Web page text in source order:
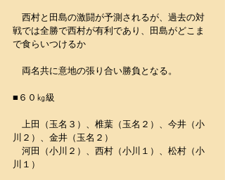
西村と田島の激闘が予測されるが、過去の対
戦では全勝で西村が有利であり、田島がどこま
で食らいつけるか
両名共に意地の張り合い勝負となる。
■６０㎏級
上田（玉名３）、椎葉（玉名２）、今井（小
川２）、金井（玉名２）
河田（小川２）、西村（小川１）、松村（小
川１）